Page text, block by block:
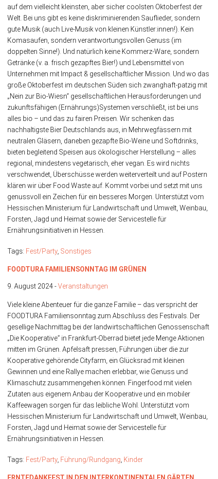
auf dem vielleicht kleinsten, aber sicher coolsten Oktoberfest der
Welt. Bei uns gibt es keine diskriminierenden Sauflieder, sondern
gute Musik (auch Live-Musik von kleinen Künstler:innen!). Kein
Komasaufen, sondern verantwortungsvollen Genuss (im
doppelten Sinne!). Und natürlich keine Kommerz-Ware, sondern
Getränke (v. a. frisch gezapftes Bier!) und Lebensmittel von
Unternehmen mit Impact & gesellschaftlicher Mission. Und wo das
große Oktoberfest im deutschen Süden sich zwanghaft-patzig mit
„Nein zur Bio-Wiesn” gesellschaftlichen Herausforderungen und
zukunftsfähigen (Ernährungs)Systemen verschließt, ist bei uns
alles bio – und das zu fairen Preisen. Wir schenken das
nachhaltigste Bier Deutschlands aus, in Mehrwegfässern mit
neutralen Gläsern, daneben gezapfte Bio-Weine und Softdrinks,
bieten begleitend Speisen aus ökologischer Herstellung – alles
regional, mindestens vegetarisch, eher vegan. Es wird nichts
verschwendet, Überschüsse werden weiterverteilt und auf Postern
klären wir über Food Waste auf. Kommt vorbei und setzt mit uns
genussvoll ein Zeichen für ein besseres Morgen. Unterstützt vom
Hessischen Ministerium für Landwirtschaft und Umwelt, Weinbau,
Forsten, Jagd und Heimat sowie der Servicestelle für
Ernährungsinitiativen in Hessen.
Tags: Fest/Party, Sonstiges
FOODTURA FAMILIENSONNTAG IM GRÜNEN
9. August 2024 -Veranstaltungen
Viele kleine Abenteuer für die ganze Familie – das verspricht der
FOODTURA Familiensonntag zum Abschluss des Festivals. Der
gesellige Nachmittag bei der landwirtschaftlichen Genossenschaft
„Die Kooperative“ in Frankfurt-Oberrad bietet jede Menge Aktionen
mitten im Grünen. Apfelsaft pressen, Führungen über die zur
Kooperative gehörende Cityfarm, ein Glücksrad mit kleinen
Gewinnen und eine Rallye machen erlebbar, wie Genuss und
Klimaschutz zusammengehen können. Fingerfood mit vielen
Zutaten aus eigenem Anbau der Kooperative und ein mobiler
Kaffeewagen sorgen für das leibliche Wohl. Unterstützt vom
Hessischen Ministerium für Landwirtschaft und Umwelt, Weinbau,
Forsten, Jagd und Heimat sowie der Servicestelle für
Ernährungsinitiativen in Hessen.
Tags: Fest/Party, Führung/Rundgang Kinder